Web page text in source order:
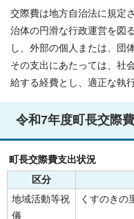
交際費は地方自治法に規定
治体の円滑な行政運営を図
し、外部の個人または、団
その支出にあたっては、社
給する経費とし、適正な執
令和7年度町長交際費
町長交際費支出状況
区分
地域活動等祝
儀
くすのきの